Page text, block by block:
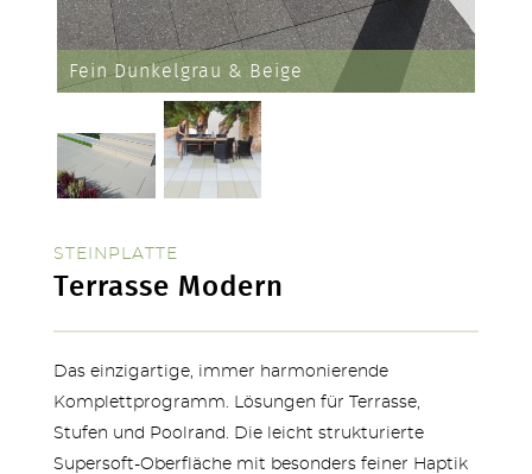
KONTAKT
SERVICE & NEUHEITEN
Fein Dunkelgrau & Beige
STEINPLATTE
Terrasse Modern
Das einzigartige, immer harmonierende
Komplettprogramm. Lösungen für Terrasse,
Stufen und Poolrand. Die leicht strukturierte
Supersoft-Oberfläche mit besonders feiner Haptik